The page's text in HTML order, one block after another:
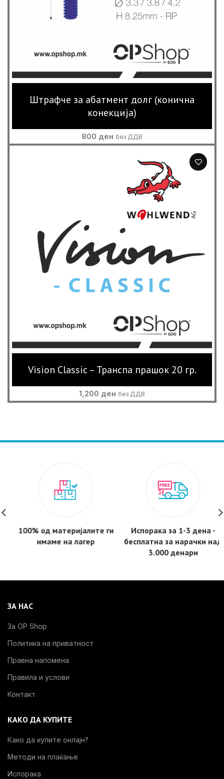
Штрафче за абатмент долг (конична
конекција)
800 ден без ДДВ
Vision Classic – Транспа прашок 20 гр.
1,200 ден без ДДВ
100% од материјалите ги
имаме на лагер
Испорака за 1-3 дена -
бесплатнa за нарачки над
3.000 денари
ЗА НАС
За OP Shop
Политика на приватност
Правна напомена
Правила и услови
Контакт
КАКО ДА КУПИТЕ
Како да купите онлајн?
Методи на плаќање
Испорака